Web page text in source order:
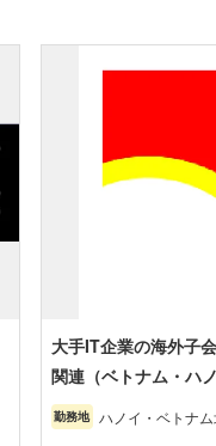
大手IT企業の海外子
関連（ベトナム・ハ
勤務地 ハノイ・ベトナ